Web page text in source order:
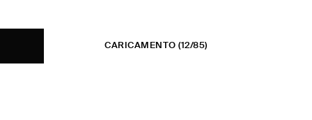
CARICAMENTO (12/85)